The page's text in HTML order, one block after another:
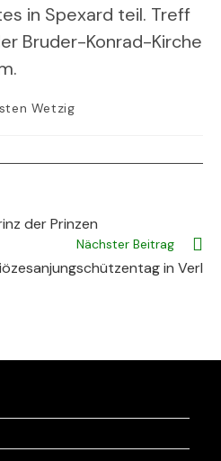
in Spexard teil. Treff
Bruder-Konrad-Kirche
Wetzig
der Prinzen
Nächster Beitrag
in Verl